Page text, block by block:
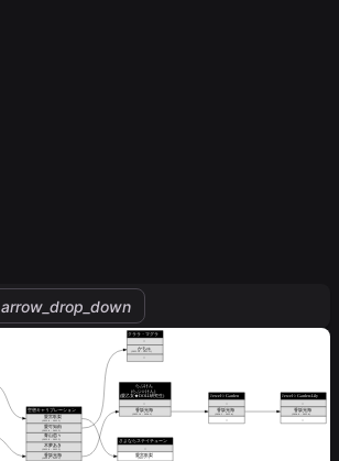
arrow_drop_down